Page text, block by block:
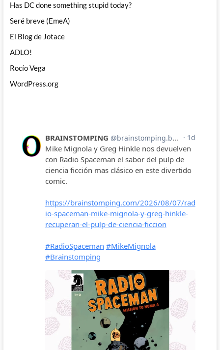
Has DC done something stupid today?
Seré breve (EmeA)
El Blog de Jotace
ADLO!
Rocío Vega
WordPress.org